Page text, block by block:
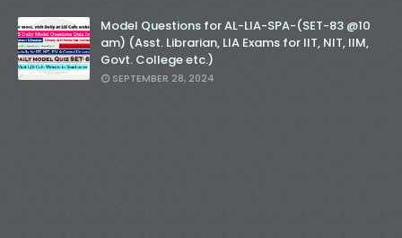
Model Questions for AL-LIA-SPA-(SET-83 @10
am) (Asst. Librarian, LIA Exams for IIT, NIT, IIM,
Govt. College etc.)
SEPTEMBER 28, 2024